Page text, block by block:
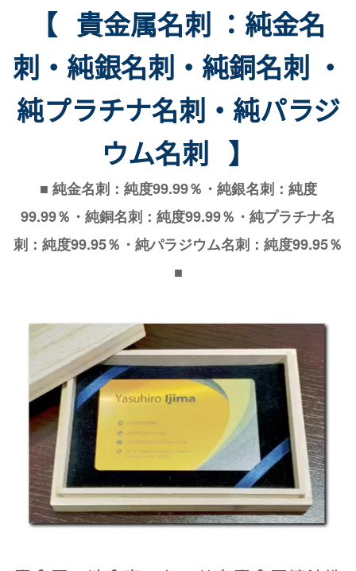
【 貴金属名刺 ：純金名
刺・純銀名刺・純銅名刺 ・
純プラチナ名刺・純パラジ
ウム名刺 】
■ 純金名刺：純度99.99％・純銀名刺：純度
99.99％・純銅名刺：純度99.99％・純プラチナ名
刺：純度99.95％・純パラジウム名刺：純度99.95％
■